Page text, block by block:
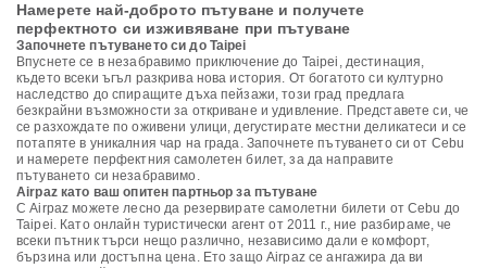
Намерете най-доброто пътуване и получете
перфектното си изживяване при пътуване
Започнете пътуването си до Taipei
Впуснете се в незабравимо приключение до Taipei, дестинация,
където всеки ъгъл разкрива нова история. От богатото си културно
наследство до спиращите дъха пейзажи, този град предлага
безкрайни възможности за откриване и удивление. Представете си, че
се разхождате по оживени улици, дегустирате местни деликатеси и се
потапяте в уникалния чар на града. Започнете пътуването си от Cebu
и намерете перфектния самолетен билет, за да направите
пътуването си незабравимо.
Airpaz като ваш опитен партньор за пътуване
С Airpaz можете лесно да резервирате самолетни билети от Cebu до
Taipei. Като онлайн туристически агент от 2011 г., ние разбираме, че
всеки пътник търси нещо различно, независимо дали е комфорт,
бързина или достъпна цена. Ето защо Airpaz се ангажира да ви